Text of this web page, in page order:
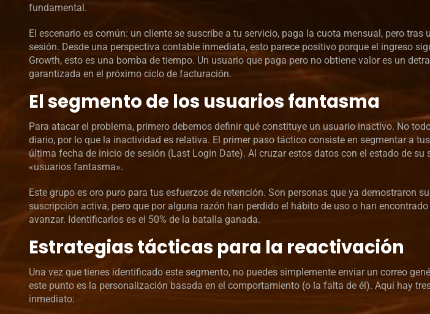
fundamental.
El escenario es común: un cliente se suscribe a tu servicio, paga la cuota mensual, pero
sesión. Desde una perspectiva contable inmediata, esto parece positivo porque el ingreso
Growth, esto es una bomba de tiempo. Un usuario que paga pero no obtiene valor es un
garantizada en el próximo ciclo de facturación.
El segmento de los usuarios fantasma
Para atacar el problema, primero debemos definir qué constituye un usuario inactivo. No
diario, por lo que la inactividad es relativa. El primer paso táctico consiste en segmentar a
última fecha de inicio de sesión (Last Login Date). Al cruzar estos datos con el estado de su
«usuarios fantasma».
Este grupo es oro puro para tus esfuerzos de retención. Son personas que ya demostraron
suscripción activa, pero que por alguna razón han perdido el hábito de uso o han
avanzar. Identificarlos es el 50% de la batalla ganada.
Estrategias tácticas para la reactivación
Una vez que tienes identificado este segmento, no puedes simplemente enviar un correo
este punto es la personalización basada en el comportamiento (o la falta de él). Aquí hay
inmediato: